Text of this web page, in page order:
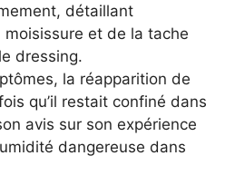
détaillant
moisissure et de la tache
dressing.
la réapparition de
qu’il restait confiné dans
avis sur son expérience
dangereuse dans